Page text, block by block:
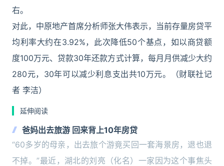
右。
对此，中原地产首席分析师张大伟表示，当前存量房贷平
均利率大约在3.92%，此次降低50个基点，如以商贷额
度100万元、贷款30年还款方式计算，每月月供减少大约
280元，30年可以减少利息支出共10万元。（财联社记
者 李洁）
延伸阅读
爸妈出去旅游 回来背上10年房贷
“60多岁的母亲，出去旅个游竟买回一套海景房，退也退
不掉。”最近，湖北的刘亮（化名）一家因为这个事焦头